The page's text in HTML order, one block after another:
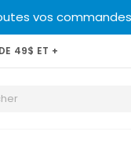
vos
49$ ET +